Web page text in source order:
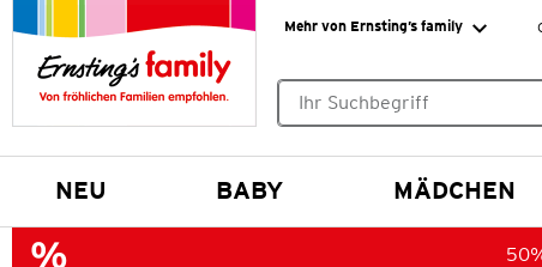
Mehr von Ernsting’s family
NEU BABY MÄDCHEN